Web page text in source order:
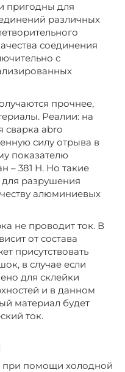
пригодны для
различных
соединения
с
прочнее,
Реалии: на
сварка abro
силу отрыва в
показателю
– 381 Н. Но такие
разрушения
алюминиевых
не проводит ток. В
от состава
присутствовать
в случае если
для склейки
и в данном
материал будет
ток.
при помощи холодной